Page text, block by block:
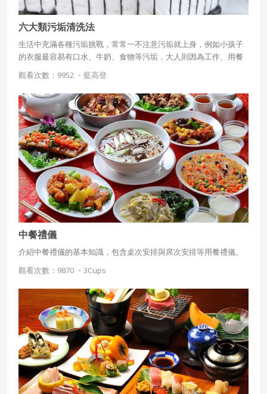
六大類污垢清洗法
生活中充滿各種污垢挑戰，常常一不注意污垢就上身，例如小孩子
的衣服最容易有口水、牛奶、食物等污垢，大人則因為工作、用餐
也會使衣物沾上汗漬、油漬、食物等污痕，這些污漬若沒有及時清
理，便會轉化成頑強污漬導致更難清洗，那到底沾染到污垢的衣物
該如何清洗，才能把衣物洗得乾乾淨淨呢？
觀看次數：9952 ・ 藍高登
中餐禮儀
介紹中餐禮儀的基本知識，包含桌次安排與席次安排等用餐禮儀。
觀看次數：9870 ・ 3Cups